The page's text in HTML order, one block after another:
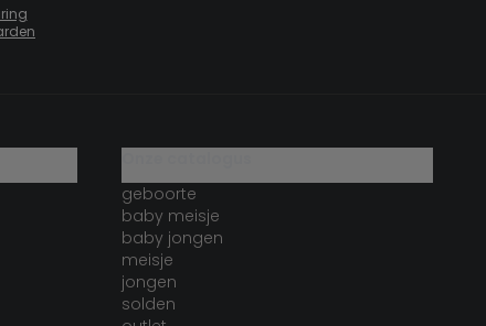
geboorte
baby meisje
baby jongen
meisje
jongen
solden